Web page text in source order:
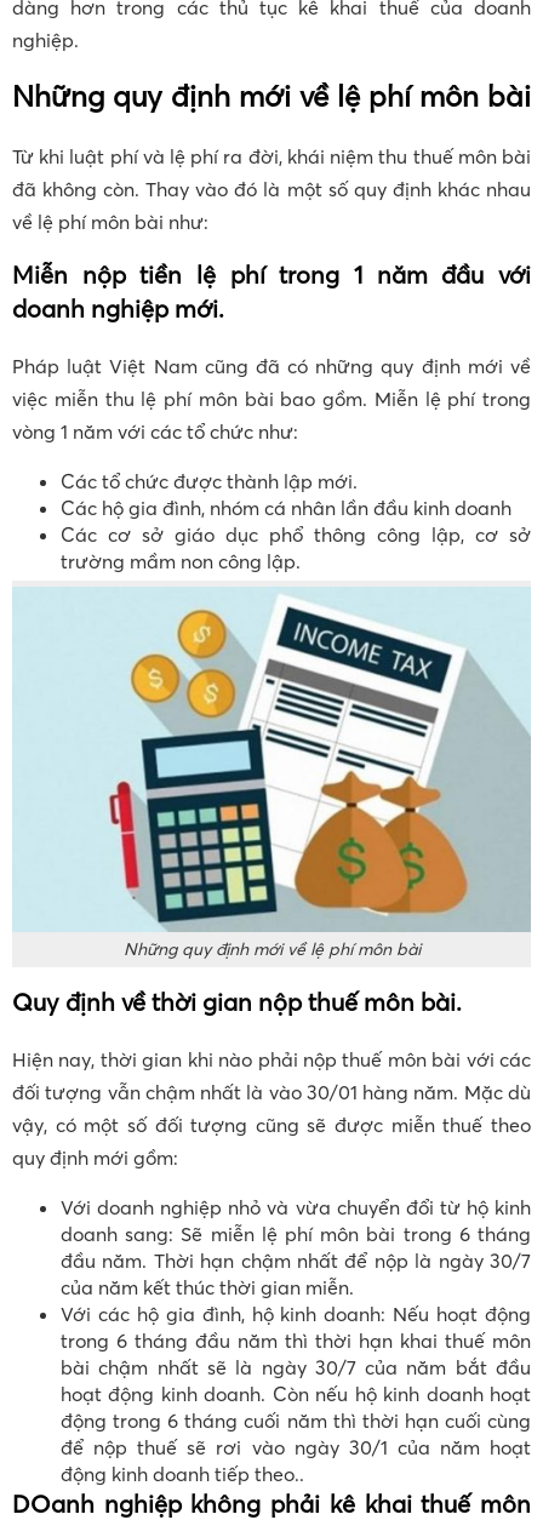
dàng hơn trong các thủ tục kê khai thuế của doanh
nghiệp.
Những quy định mới về lệ phí môn bài
Từ khi luật phí và lệ phí ra đời, khái niệm thu thuế môn bài
đã không còn. Thay vào đó là một số quy định khác nhau
về lệ phí môn bài như:
Miễn nộp tiền lệ phí trong 1 năm đầu với
doanh nghiệp mới.
Pháp luật Việt Nam cũng đã có những quy định mới về
việc miễn thu lệ phí môn bài bao gồm. Miễn lệ phí trong
vòng 1 năm với các tổ chức như:
Các tổ chức được thành lập mới.
Các hộ gia đình, nhóm cá nhân lần đầu kinh doanh
Các cơ sở giáo dục phổ thông công lập, cơ sở
trường mầm non công lập.
Những quy định mới về lệ phí môn bài
Quy định về thời gian nộp thuế môn bài.
Hiện nay, thời gian khi nào phải nộp thuế môn bài với các
đối tượng vẫn chậm nhất là vào 30/01 hàng năm. Mặc dù
vậy, có một số đối tượng cũng sẽ được miễn thuế theo
quy định mới gồm:
Với doanh nghiệp nhỏ và vừa chuyển đổi từ hộ kinh
doanh sang: Sẽ miễn lệ phí môn bài trong 6 tháng
đầu năm. Thời hạn chậm nhất để nộp là ngày 30/7
của năm kết thúc thời gian miễn.
Với các hộ gia đình, hộ kinh doanh: Nếu hoạt động
trong 6 tháng đầu năm thì thời hạn khai thuế môn
bài chậm nhất sẽ là ngày 30/7 của năm bắt đầu
hoạt động kinh doanh. Còn nếu hộ kinh doanh hoạt
động trong 6 tháng cuối năm thì thời hạn cuối cùng
để nộp thuế sẽ rơi vào ngày 30/1 của năm hoạt
động kinh doanh tiếp theo..
DOanh nghiệp không phải kê khai thuế môn